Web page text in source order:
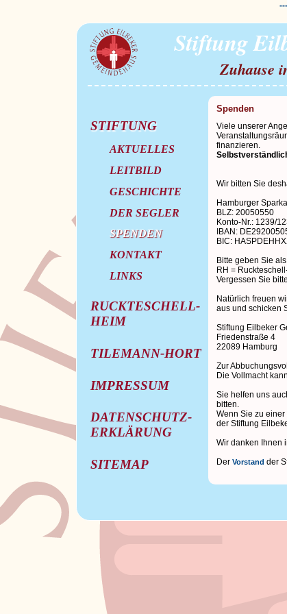
Stiftung
Zuhause
STIFTUNG
AKTUELLES
LEITBILD
GESCHICHTE
DER SEGLER
SPENDEN
KONTAKT
LINKS
RUCKTESCHELL-
HEIM
TILEMANN-HORT
IMPRESSUM
DATENSCHUTZ-
ERKLÄRUNG
SITEMAP
Spenden
Viele unserer
finanzieren.
Wir bitten Sie
Hamburger
BLZ: 20050550
Konto-Nr.: 1239/
IBAN:
BIC:
Bitte geben Sie
RH =
Vergessen Sie
Natürlich freuen
aus und schicken
Stiftung Eilbeker
Friedenstraße 4
22089 Hamburg
Zur
Die Vollmacht
Sie helfen uns
bitten.
Wenn Sie zu
der Stiftung
Wir danken Ihnen
Der Vorstand der